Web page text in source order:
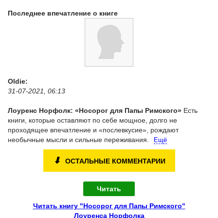
Последнее впечатление о книге
Oldie:
31-07-2021, 06:13
Лоуренс Норфолк: «Носорог для Папы Римского» Есть
книги, которые оставляют по себе мощное, долго не
проходящее впечатление и «послевкусие», рождают
необычные мысли и сильные переживания.
Ещё
⬇ ОСТАЛЬНЫЕ КОММЕНТАРИИ
Читать
Читать книгу "Носорог для Папы Римского"
Лоуренса Норфолка